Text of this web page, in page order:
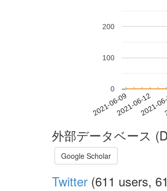
2021-06-092021-06-12
2021-
0
100
200
外部データベース
Google Scholar
Twitter (611 users,